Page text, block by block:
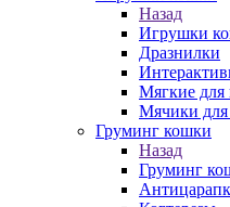
Назад
Игрушки
Дразнилки
Мягкие для
Мячики
Груминг кошки
Назад
Груминг